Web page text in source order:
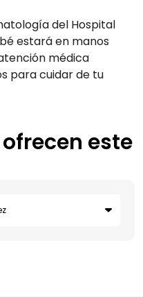
del Hospital
estará en manos
médica
para cuidar de tu
este